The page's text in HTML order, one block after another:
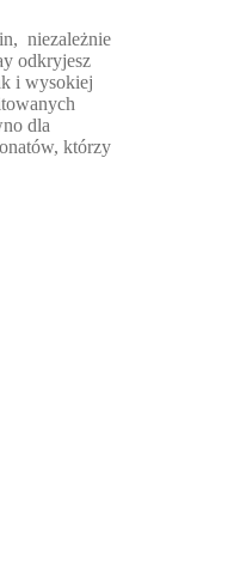
niezależnie
odkryjesz
i wysokiej
dla
którzy